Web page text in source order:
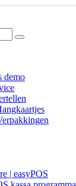
demo
| easyPOS